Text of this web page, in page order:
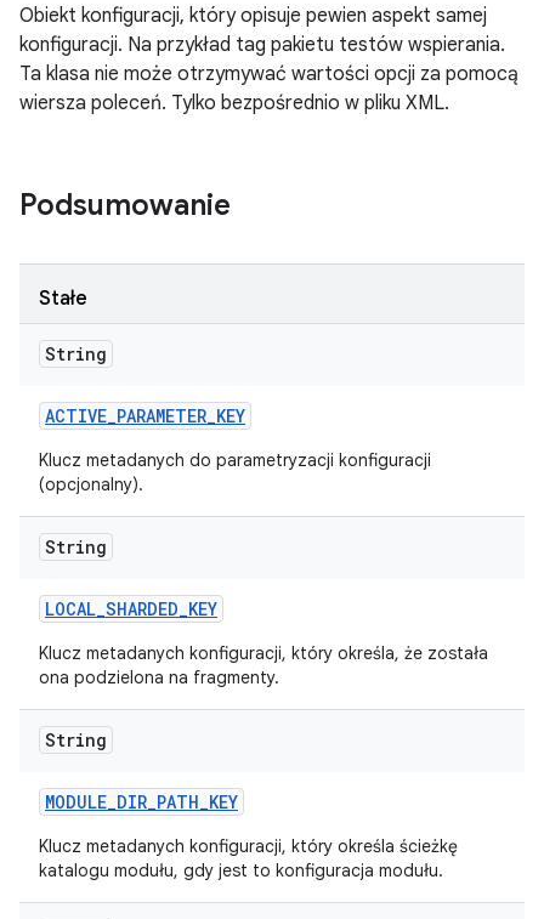
Obiekt konfiguracji, który opisuje pewien aspekt samej
konfiguracji. Na przykład tag pakietu testów wspierania.
Ta klasa nie może otrzymywać wartości opcji za pomocą
wiersza poleceń. Tylko bezpośrednio w pliku XML.
Podsumowanie
Stałe
String
ACTIVE_PARAMETER_KEY
Klucz metadanych do parametryzacji konfiguracji
(opcjonalny).
String
LOCAL_SHARDED_KEY
Klucz metadanych konfiguracji, który określa, że została
ona podzielona na fragmenty.
String
MODULE_DIR_PATH_KEY
Klucz metadanych konfiguracji, który określa ścieżkę
katalogu modułu, gdy jest to konfiguracja modułu.